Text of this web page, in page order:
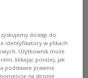
dostęp do
identyfikatory w plikach
Użytkownik może
klikając poniżej, jak
podstawie prawnie
na stronie